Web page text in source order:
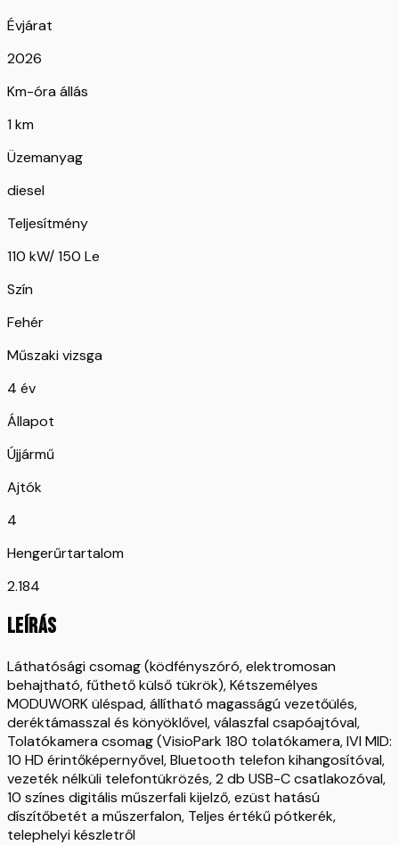
Évjárat
2026
Km-óra állás
1 km
Üzemanyag
diesel
Teljesítmény
110 kW/ 150 Le
Szín
Fehér
Műszaki vizsga
4 év
Állapot
Újjármű
Ajtók
4
Hengerűrtartalom
2.184
LEÍRÁS
Láthatósági csomag (ködfényszóró, elektromosan
behajtható, fűthető külső tükrök), Kétszemélyes
MODUWORK üléspad, állítható magasságú vezetőülés,
deréktámasszal és könyöklővel, válaszfal csapóajtóval,
Tolatókamera csomag (VisioPark 180 tolatókamera, IVI MID:
10 HD érintőképernyővel, Bluetooth telefon kihangosítóval,
vezeték nélküli telefontükrözés, 2 db USB-C csatlakozóval,
10 színes digitális műszerfali kijelző, ezüst hatású
díszítőbetét a műszerfalon, Teljes értékű pótkerék,
telephelyi készletről